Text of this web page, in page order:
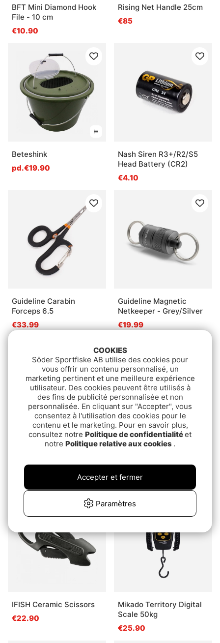
BFT Mini Diamond Hook
File - 10 cm
€10.90
Rising Net Handle 25cm
€85
Beteshink
pd.€19.90
Nash Siren R3+/R2/S5
Head Battery (CR2)
€4.10
Guideline Carabin
Forceps 6.5
€33.99
Guideline Magnetic
Netkeeper - Grey/Silver
€19.99
(2)3.0 sur 5 étoiles
RCDRR150
Savage Gear Foldable
62x54x51cm 72cm 1pc
€40.90
IFISH Ceramic Scissors
€22.90
Mikado Territory Digital
Scale 50kg
€25.90
COOKIES
Söder Sportfiske AB utilise des cookies pour
vous offrir un contenu personnalisé, un
marketing pertinent et une meilleure expérience
utilisateur. Des cookies peuvent être utilisés à
des fins de publicité personnalisée et non
personnalisée. En cliquant sur "Accepter", vous
consentez à l'utilisation des cookies pour le
contenu et le marketing. Pour en savoir plus,
consultez notre Politique de confidentialitéet
notre Politique relative aux cookies .
Paramètres
Accepter et fermer